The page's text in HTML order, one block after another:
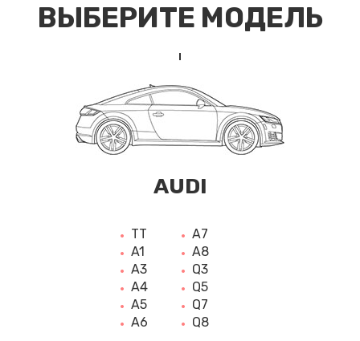
ВЫБЕРИТЕ МОДЕЛЬ
AUDI
TT
A1
A3
A4
A5
A6
A7
A8
Q3
Q5
Q7
Q8